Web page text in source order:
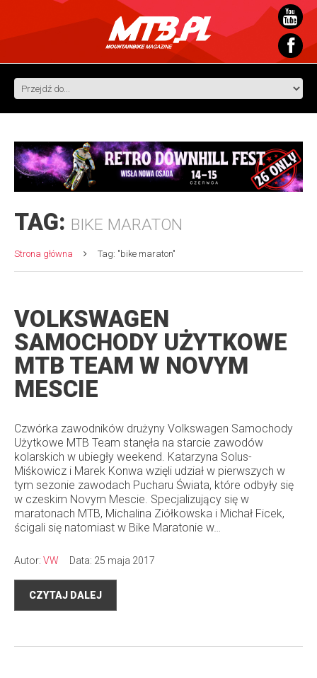
TAG: BIKE MARATON
Strona główna Tag: "bike maraton"
VOLKSWAGEN
SAMOCHODY UŻYTKOWE
MTB TEAM W NOVYM
MESCIE
Czwórka zawodników drużyny Volkswagen Samochody
Użytkowe MTB Team stanęła na starcie zawodów
kolarskich w ubiegły weekend. Katarzyna Solus-
Miśkowicz i Marek Konwa wzięli udział w pierwszych w
tym sezonie zawodach Pucharu Świata, które odbyły się
w czeskim Novym Mescie. Specjalizujący się w
maratonach MTB, Michalina Ziółkowska i Michał Ficek,
ścigali się natomiast w Bike Maratonie w…
Autor: VW Data: 25 maja 2017
CZYTAJ DALEJ